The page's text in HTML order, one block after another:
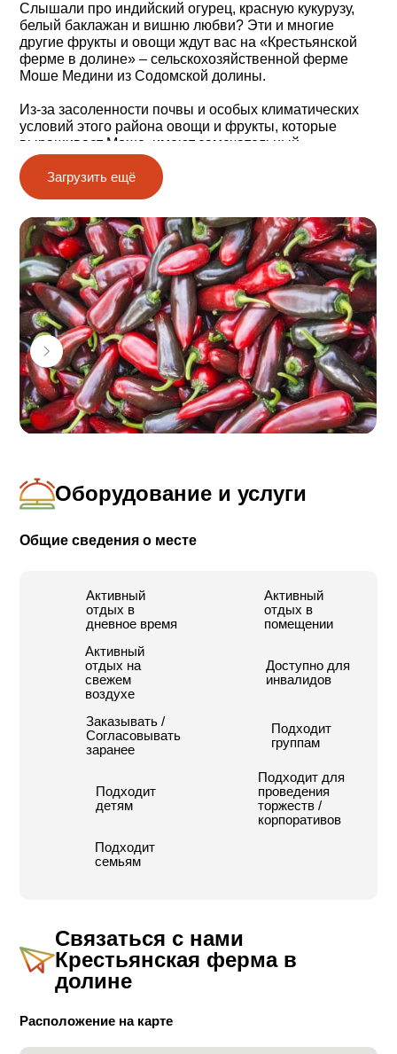
Слышали про индийский огурец, красную кукурузу,
белый баклажан и вишню любви? Эти и многие
другие фрукты и овощи ждут вас на «Крестьянской
ферме в долине» ‒ сельскохозяйственной ферме
Моше Медини из Содомской долины.
Из-за засоленности почвы и особых климатических
условий этого района овощи и фрукты, которые
выращивает Моше, имеют замечательный,
притягательный вкус.
Во время экскурсии по ферме вы сможете услышать
поселка в пустыне, принять участие в уборке урожая,
попробовать новые сорта овощей и фруктов и на
некоторое время ощутить простую связь с землей и
ее дарами.
Захватывающие впечатления для всей семьи.
Экскурсия подходит также для больших и малых
групп.
Загрузить ещё
Оборудование и услуги
Общие сведения о месте
Активный
отдых в
дневное время
Активный
отдых в
помещении
Активный
отдых на
свежем
воздухе
Доступно для
инвалидов
Заказывать /
Согласовывать
заранее
Подходит
группам
Подходит
детям
Подходит для
проведения
торжеств /
корпоративов
Подходит
семьям
Связаться с нами
Крестьянская ферма в
долине
Расположение на карте